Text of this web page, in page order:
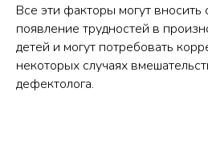
Все эти факторы могут вносить
появление трудностей в
детей и могут потребовать
некоторых случаях
дефектолога.